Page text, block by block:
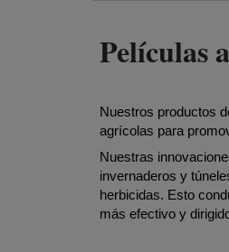
Películas
Nuestros productos
agrícolas para
Nuestras
invernaderos y
herbicidas. Esto
más efectivo y